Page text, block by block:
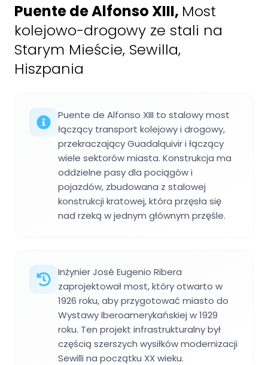
Puente de Alfonso XIII, Most
kolejowo-drogowy ze stali na
Starym Mieście, Sewilla,
Hiszpania
Puente de Alfonso XIII to stalowy most
łączący transport kolejowy i drogowy,
przekraczający Guadalquivir i łączący
wiele sektorów miasta. Konstrukcja ma
oddzielne pasy dla pociągów i
pojazdów, zbudowana z stalowej
konstrukcji kratowej, która przęsła się
nad rzeką w jednym głównym przęśle.
Inżynier José Eugenio Ribera
zaprojektował most, który otwarto w
1926 roku, aby przygotować miasto do
Wystawy Iberoamerykańskiej w 1929
roku. Ten projekt infrastrukturalny był
częścią szerszych wysiłków modernizacji
Sewilli na początku XX wieku.